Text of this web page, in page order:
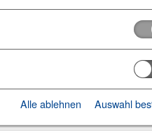
mit Tastatur,
in Anthrazit, optionales
Alle ablehnen Auswahl